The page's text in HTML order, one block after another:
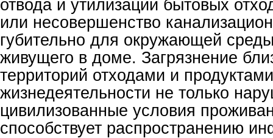
отвода и утилизации бытовых
или несовершенство
губительно для окружающей
живущего в доме. Загрязнение
территорий отходами и продуктами
жизнедеятельности не только
цивилизованные условия
способствует распространению